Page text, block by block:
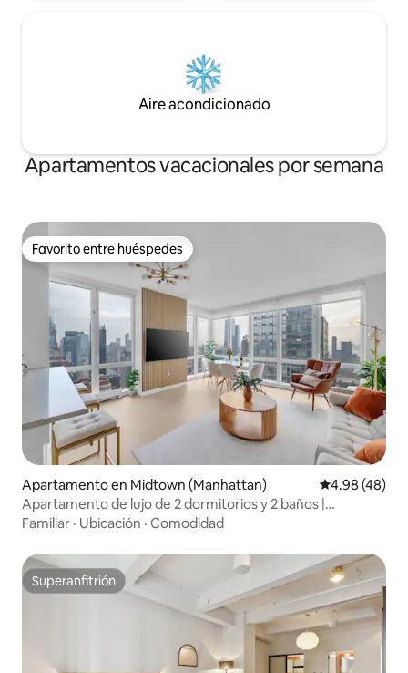
Aire acondicionado
Apartamentos vacacionales por semana
Favorito entre huéspedes
Favorito entre huéspedes
Apartamento en Midtown (Manhattan) Calificación
4.98 (48)
Apartamento de lujo de 2 dormitorios y 2 baños |
Decoración de diseño y vistas
Familiar · Ubicación · Comodidad
Superanfitrión
Superanfitrión